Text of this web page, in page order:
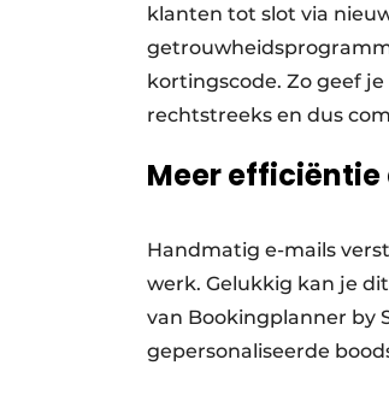
klanten tot slot via
kortingscode. Zo geef
rechtstreeks en dus
Meer
Handmatig e-mails
werk. Gelukkig kan je
van Bookingplanner by
gepersonaliseerde